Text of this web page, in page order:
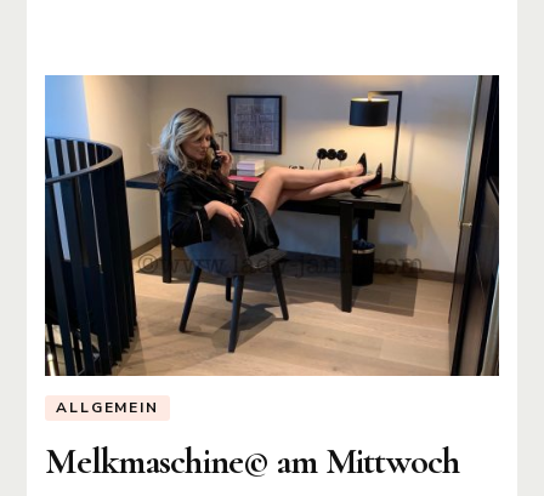
ALLGEMEIN
Melkmaschine©️ am Mittwoch